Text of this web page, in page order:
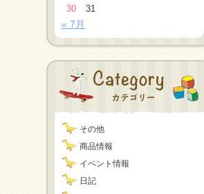
30
31
« 7月
その他
商品情報
イベント情報
日記